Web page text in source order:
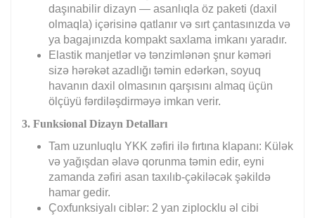
daşınabilir dizayn — asanlıqla öz paketi (daxil
olmaqla) içərisinə qatlanır və sırt çantasınızda və
ya bagajınızda kompakt saxlama imkanı yaradır.
Elastik manjetlər və tənzimlənən şnur kəməri
sizə hərəkət azadlığı təmin edərkən, soyuq
havanın daxil olmasının qarşısını almaq üçün
ölçüyü fərdiləşdirməyə imkan verir.
3. Funksional Dizayn Detalları
Tam uzunluqlu YKK zəfiri ilə fırtına klapanı: Külək
və yağışdan əlavə qorunma təmin edir, eyni
zamanda zəfiri asan taxılıb-çəkiləcək şəkildə
hamar gedir.
Çoxfunksiyalı ciblər: 2 yan ziplocklu əl cibi